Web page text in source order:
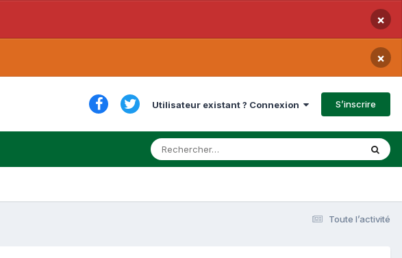
×
×
Utilisateur existant ? Connexion S’inscrire
Toute l’activité